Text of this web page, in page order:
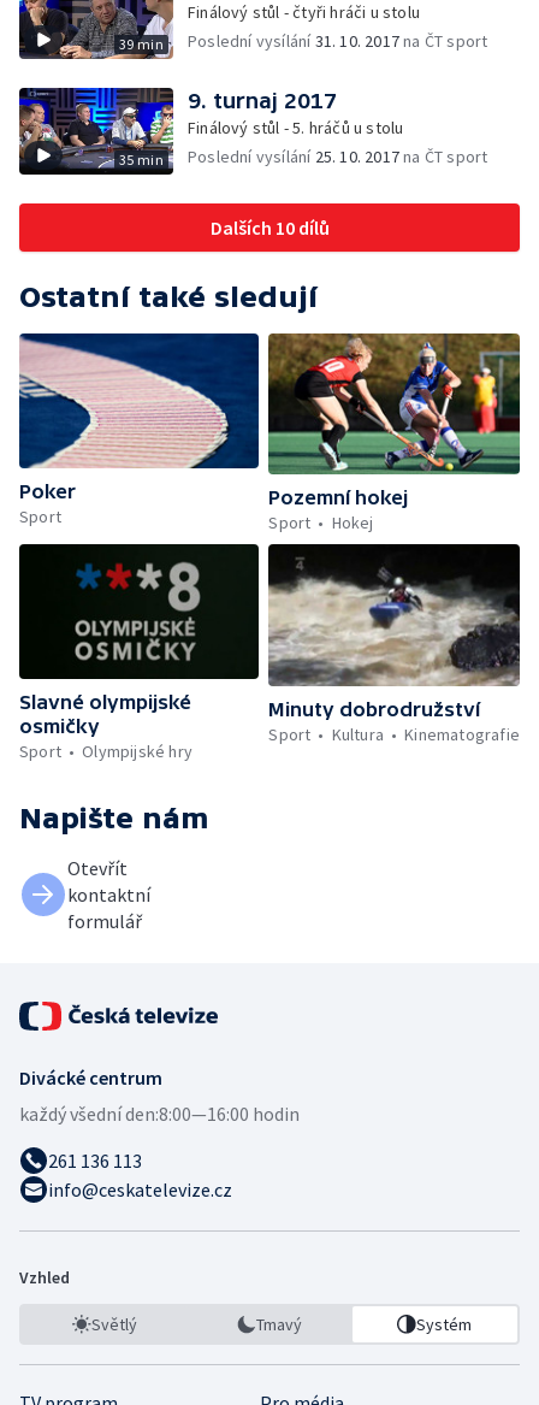
39 min
Finálový stůl - čtyři hráči u stolu
Poslední vysílání31. 10. 2017na ČT sport
35 min
9. turnaj 2017
Finálový stůl - 5. hráčů u stolu
Poslední vysílání 25. 10. 2017na ČT sport
Dalších 10 dílů
Ostatní také sledují
Poker
Sport
Pozemní hokej
Sport
Hokej
Slavné olympijské
osmičky
Sport
Olympijské hry
Minuty dobrodružství
Sport
Kultura Kinematografie
Napište nám
Otevřít
kontaktní
formulář
Divácké centrum
každý všední den:8:00—16:00 hodin
261 136 113
info@ceskatelevize.cz
Vzhled
Světlý Tmavý Systém